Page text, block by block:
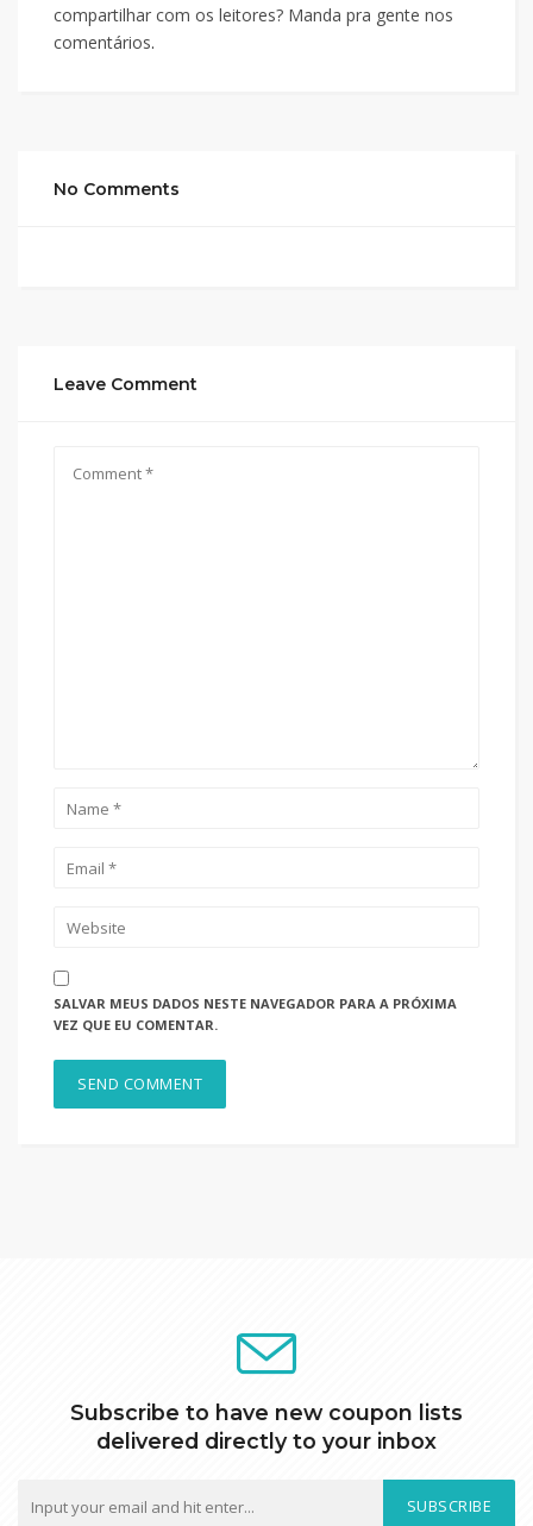
compartilhar com os leitores? Manda pra gente nos
comentários.
No Comments
Leave Comment
SALVAR MEUS DADOS NESTE NAVEGADOR PARA A PRÓXIMA
VEZ QUE EU COMENTAR.
Subscribe to have new coupon lists
delivered directly to your inbox
SUBSCRIBE